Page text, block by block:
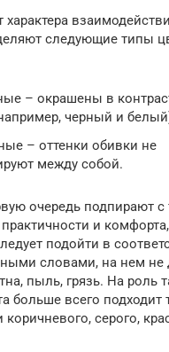
следующие типы
– окрашены в
черный и
– оттенки обивки не
между собой.
очередь подпирают с
и
подойти в
словами, на нем
пыль, грязь. На роль
больше всего подходит
серого,